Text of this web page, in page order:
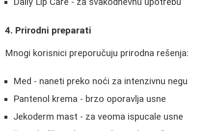
4. Prirodni preparati
Mnogi korisnici preporučuju prirodna rešenja:
Med - naneti preko noći za intenzivnu negu
Pantenol krema - brzo oporavlja usne
Jekoderm mast - za veoma ispucale usne